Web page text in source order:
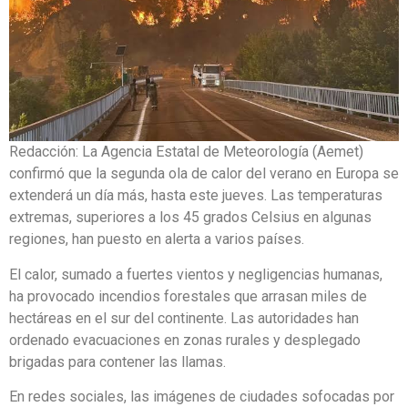
Redacción: La Agencia Estatal de Meteorología (Aemet)
confirmó que la segunda ola de calor del verano en Europa se
extenderá un día más, hasta este jueves. Las temperaturas
extremas, superiores a los 45 grados Celsius en algunas
regiones, han puesto en alerta a varios países.
El calor, sumado a fuertes vientos y negligencias humanas,
ha provocado incendios forestales que arrasan miles de
hectáreas en el sur del continente. Las autoridades han
ordenado evacuaciones en zonas rurales y desplegado
brigadas para contener las llamas.
En redes sociales, las imágenes de ciudades sofocadas por